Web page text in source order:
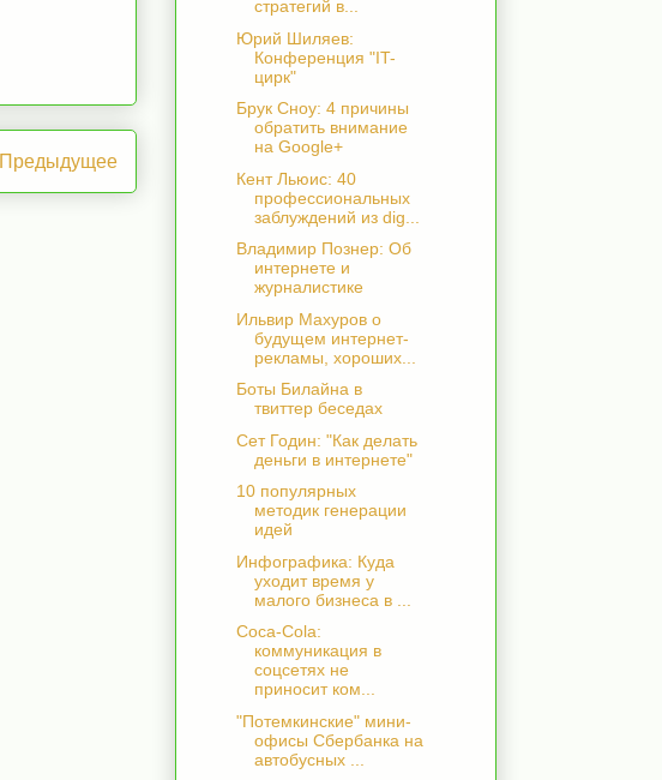
Предыдущее
стратегий в...
Юрий Шиляев:
Конференция "IT-
цирк"
Брук Сноу: 4 причины
обратить внимание
на Google+
Кент Льюис: 40
профессиональных
заблуждений из dig...
Владимир Познер: Об
интернете и
журналистике
Ильвир Махуров о
будущем интернет-
рекламы, хороших...
Боты Билайна в
твиттер беседах
Сет Годин: "Как делать
деньги в интернете"
10 популярных
методик генерации
идей
Инфографика: Куда
уходит время у
малого бизнеса в ...
Coca-Cola:
коммуникация в
соцсетях не
приносит ком...
"Потемкинские" мини-
офисы Сбербанка на
автобусных ...